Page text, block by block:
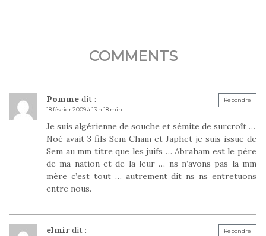
COMMENTS
Pomme dit :
18 février 2009 à 13 h 18 min
Je suis algérienne de souche et sémite de surcroît …
Noé avait 3 fils Sem Cham et Japhet je suis issue de
Sem au mm titre que les juifs … Abraham est le père
de ma nation et de la leur … ns n’avons pas la mm
mère c’est tout … autrement dit ns ns entretuons
entre nous.
Répondre
elmir dit : Répondre